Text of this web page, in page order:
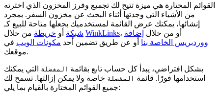
القوائم المختارة هي ميزة تتيح لك تجميع وفرز المخزون الذي اخترته
من الأشياء التي وجدتها أثناء البحث عن مخزون السفر. بمجرد
إنشائها، يمكنك عرض القائمة لمستخدميك بجعلها متاحة للبيع كـ
شبكة أو خريطة WinkLinks ، أو من خلال إضافة
ووردبريس الخاصة بنا أو عن طريق تضمين أحد مكونات الويب في
موقعك.
بشكل افتراضي، يبدأ كل حساب تابع بقائمة المفضلة
التي يمكنك
استخدامها فورًا. قائمة المفضلة خاصة ولا يمكن إزالتها. تسمح لك
جميع القوائم المختارة بالقيام بما يلي: